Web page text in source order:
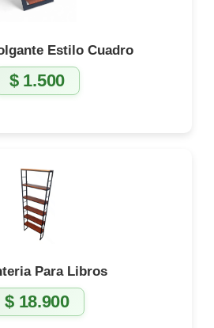
Estilo Cuadro
$1.500
Para Libros
$18.900